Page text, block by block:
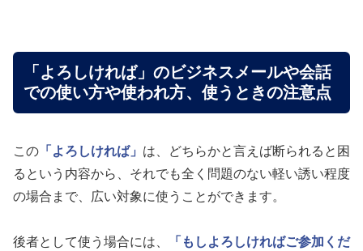
「よろしければ」のビジネスメールや会話
での使い方や使われ方、使うときの注意点
この 「よろしければ」 は、どちらかと言えば断られると困
るという内容から、それでも全く問題のない軽い誘い程度
の場合まで、広い対象に使うことができます。
後者として使う場合には、
「もしよろしければご参加くだ